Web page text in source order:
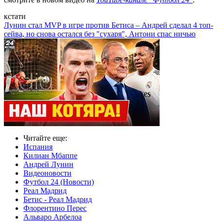
кстати
Лунин стал MVP в игре против Бетиса – Андрей сделал 4 топ-
сейва, но снова остался без "сухаря", Антони спас ничью
Читайте еще:
Испания
Килиан Мбаппе
Андрей Лунин
Видеоновости
Футбол 24 (Новости)
Реал Мадрид
Бетис - Реал Мадрид
Флорентино Перес
Альваро Арбелоа